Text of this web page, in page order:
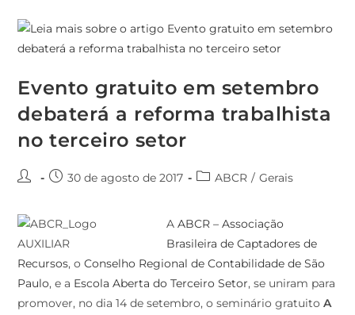
Evento gratuito em setembro
debaterá a reforma trabalhista
no terceiro setor
30 de agosto de 2017 ABCR / Gerais
AABCR – Associação
Brasileira de Captadores de
Recursos, oConselho Regional de Contabilidade de São
Paulo, e a Escola Aberta do Terceiro Setor, se uniram para
promover, no dia 14 de setembro, o seminário gratuitoA